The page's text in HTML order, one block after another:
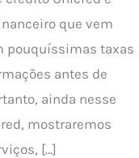
que vem
pouquíssimas taxas
antes de
ainda nesse
mostraremos
[…]